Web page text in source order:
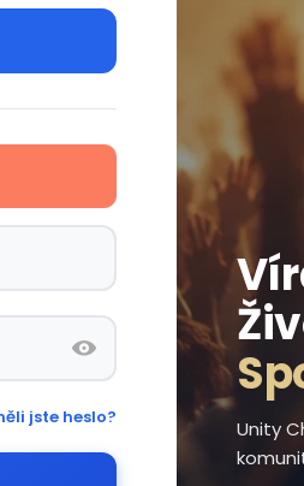
jste heslo?
Unity